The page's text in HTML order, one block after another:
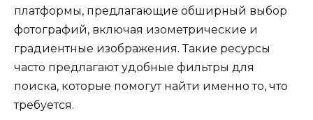
платформы, предлагающие обширный выбор
фотографий, включая изометрические и
градиентные изображения. Такие ресурсы
часто предлагают удобные фильтры для
поиска, которые помогут найти именно то, что
требуется.